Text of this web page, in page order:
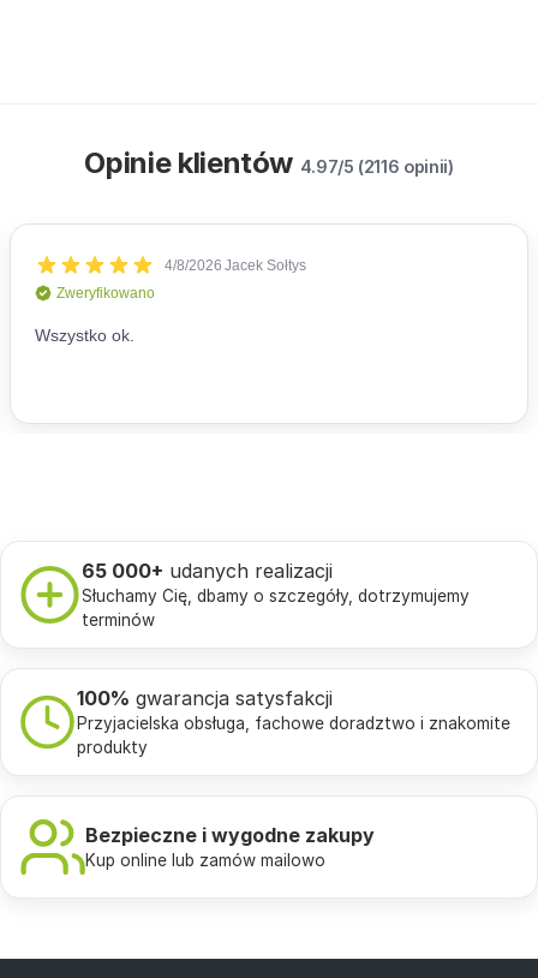
Opinie klientów 4.97/5 (2116 opinii)
65 000+ udanych realizacji
Słuchamy Cię, dbamy o szczegóły, dotrzymujemy
terminów
100% gwarancja satysfakcji
Przyjacielska obsługa, fachowe doradztwo i znakomite
produkty
Bezpieczne i wygodne zakupy
Kup online lub zamów mailowo